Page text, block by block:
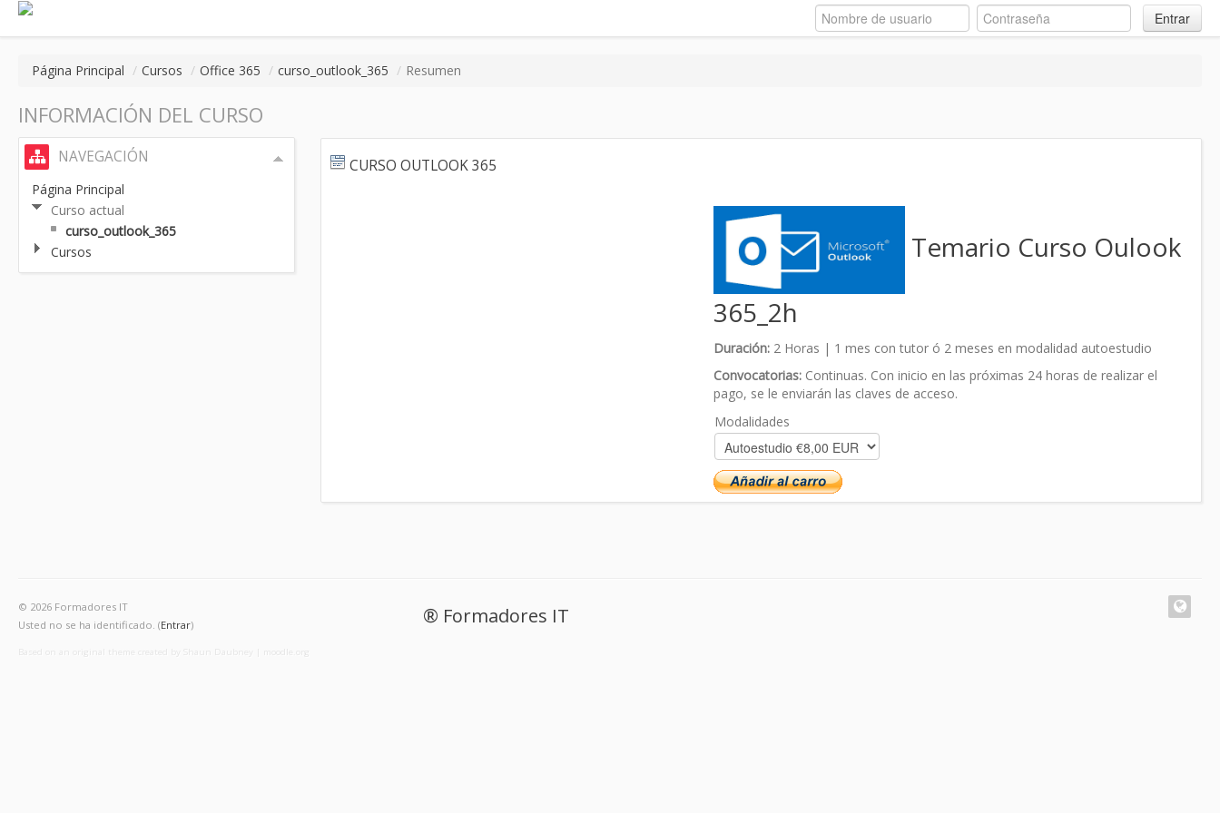
Entrar
Página Principal / Cursos / Office 365 / curso_outlook_365 / Resumen
INFORMACIÓN DEL CURSO
CURSO OUTLOOK 365
Temario Curso Oulook
365_2h
Duración:2 Horas | 1 mes con tutor ó 2 meses en modalidad autoestudio
Convocatorias:Continuas. Con inicio en las próximas 24 horas de realizar el
pago, se le enviarán las claves de acceso.
Modalidades
NAVEGACIÓN
Página Principal
Curso actual
curso_outlook_365
Cursos
© 2026 Formadores IT
Usted no se ha identificado. (Entrar) ® Formadores IT